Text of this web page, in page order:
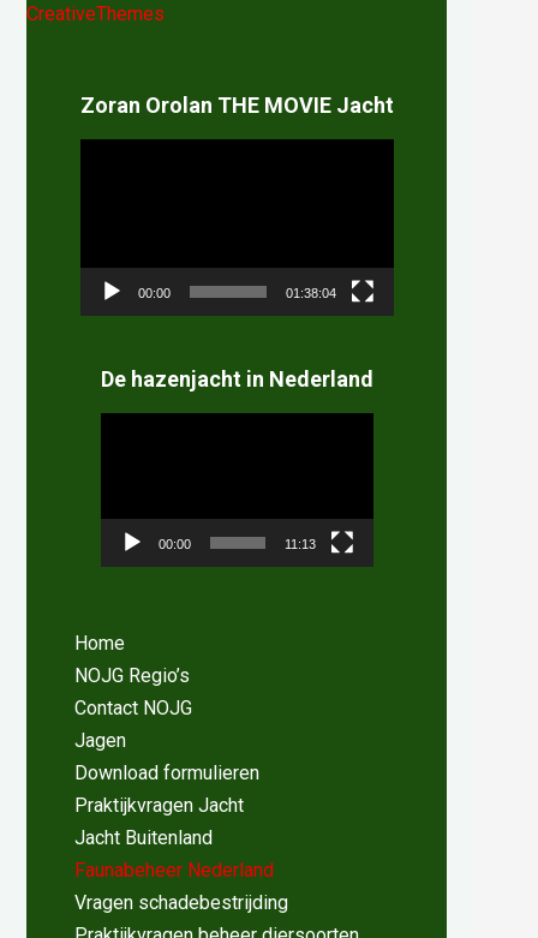
CreativeThemes
Zoran Orolan THE MOVIE Jacht
00:00 01:38:04
De hazenjacht in Nederland
00:00 11:13
Home
NOJG Regio’s
Contact NOJG
Jagen
Download formulieren
Praktijkvragen Jacht
Jacht Buitenland
Faunabeheer Nederland
Vragen schadebestrijding